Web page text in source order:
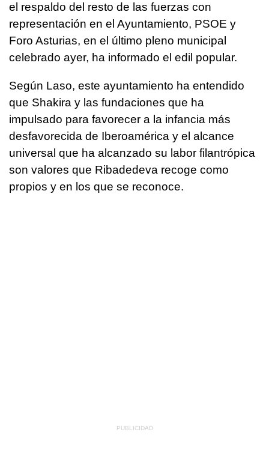
el respaldo del resto de las fuerzas con
representación en el Ayuntamiento, PSOE y
Foro Asturias, en el último pleno municipal
celebrado ayer, ha informado el edil popular.
Según Laso, este ayuntamiento ha entendido
que Shakira y las fundaciones que ha
impulsado para favorecer a la infancia más
desfavorecida de Iberoamérica y el alcance
universal que ha alcanzado su labor filantrópica
son valores que Ribadedeva recoge como
propios y en los que se reconoce.